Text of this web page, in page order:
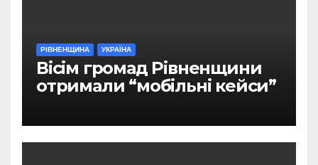
РІВНЕНЩИНА УКРАЇНА
Вісім громад Рівненщини
отримали “мобільні кейси”